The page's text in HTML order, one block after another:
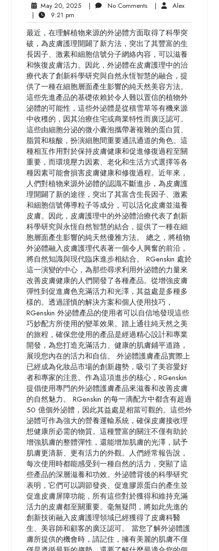
May 20, 2025May
2025
| No CommentsNo | AlexAlex
|
9:21 pm
pm
最近，在理解植物來源的外泌體方面取得了科學突
破，為皮膚護理開闢了新方法，突出了其豐富的生
長因子、激素和細胞信號分子網絡內容，可以滋養
和恢復皮膚活力。因此，外泌體在皮膚護理中的治
療代表了創新科學研究與自然永恆智慧的融合，提
供了一種在細胞層面產生影響的純天然美容方法。
這些先進產品的基礎依賴於令人難以置信的植物外
泌體的可能性，這些外泌體是從積雪草等有機來源
中收穫的，因其治療住宅或商業特性而廣泛認可。
這些由細胞分泌的微小囊泡攜帶著複雜的蛋白質、
脂質和核酸，扮演細胞間重要通訊通道的角色。這
種相互作用對於保持皮膚健康和促進修復過程至關
重要，而環境壓力因素、老化和生活方式選擇等各
種因素可能會損害皮膚健康和修復過程。近年來，
人們對植物來源外泌體的認識不斷進步，為皮膚護
理開闢了新的途徑，突出了其富含生長因子、激素
和細胞信號傳導粒子等成分，可以活化皮膚並滋養
皮膚。因此，皮膚護理中的外泌體治療代表了創新
科學研究與永恆自然智慧的結合，提供了一種在細
胞層面產生影響的純天然優雅方法。 總之，將植物
外泌體融入皮膚護理代表著一個令人興奮的前沿，
將自然知識與現代臨床進步相結合。 RGenskin 處於
這一演變的中心，為那些尋求利用外泌體的力量來
改善皮膚健康的人們開發了各種產品。從增強皮膚
彈性到促進膚色充滿活力和光澤，其益處是多種多
樣的。透過謹慎的解決方案和個人使用技巧，
RGenskin 外泌體產品的使用者可以自信地發現這些
巧妙配方所使用的變革效果。踏上通往純天然之美
的旅程，確保您使用的產品是經過精心設計和專業
開發，為您打造充滿活力、健康的肌膚鋪平道路，
展現您內在的活力和自信。 外泌體護膚產品實際上
已經成為化妝品市場的創新趨勢，吸引了美容愛好
者和專家的注意。作為這項進步的核心，RGenskin
提倡使用專門的外泌體護膚產品來滋養和改善皮膚
的自然魅力。 RGenskin 的每一滴配方中都含有超過
50 億個外泌體，因此其益處是相當可觀的。這些外
泌體可作為強大的營養運輸系統，確保皮膚接收理
想健康所必需的物質。這種豐富的關注不僅有助於
增強肌膚的整體彈性，還能增加肌膚的光澤，賦予
肌膚更清新、更有活力的外觀。人們經常報告說，
每次使用時都能感受到一種自然的活力，突顯了這
些產品的深層滋養和功效。外泌體背後的科學研究
表明，它們可以調節發炎、促進膠原蛋白的產生並
促進皮膚屏障功能，所有這些對於獲得和維持充滿
活力的皮膚都至關重要。毫無疑問，將如此先進的
創新技術融入皮膚護理領域已經獲得了皮膚科醫
生、美容師和顧客的廣泛認可。 當您了解外泌體護
膚所提供的機會時，請記住，擁有美麗的肌膚不僅